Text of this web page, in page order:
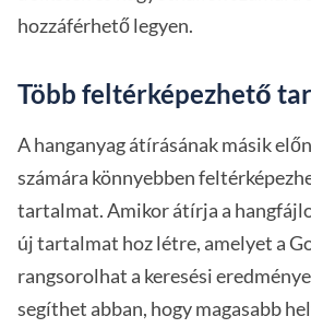
hozzáférhető legyen.
Több feltérképezhető
A hanganyag átírásának másik
számára könnyebben
tartalmat. Amikor átírja a
új tartalmat hoz létre, amelyet a
rangsorolhat a keresési
segíthet abban, hogy magasabb